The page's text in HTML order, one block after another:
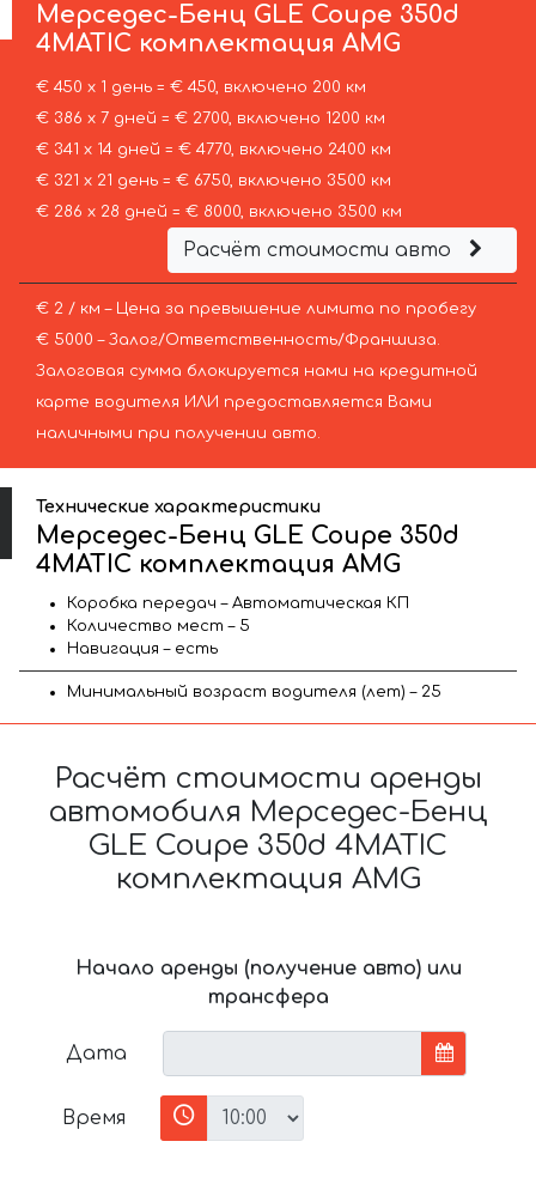
Мерседес-Бенц GLE Coupe 350d
4MATIC комплектация AMG
€ 450 х 1 день = € 450, включено 200 км
€ 386 х 7 дней = € 2700, включено 1200 км
€ 341 х 14 дней = € 4770, включено 2400 км
€ 321 х 21 день = € 6750, включено 3500 км
€ 286 х 28 дней = € 8000, включено 3500 км
Расчёт стоимости авто
€ 2 / км – Цена за превышение лимита по пробегу
€ 5000 – Залог/Ответственность/Франшиза.
Залоговая сумма блокируется нами на кредитной
карте водителя ИЛИ предоставляется Вами
наличными при получении авто.
Технические характеристики
Мерседес-Бенц GLE Coupe 350d
4MATIC комплектация AMG
Коробка передач – Автоматическая КП
Количество мест – 5
Навигация – есть
Минимальный возраст водителя (лет) – 25
Расчёт стоимости аренды
автомобиля Мерседес-Бенц
GLE Coupe 350d 4MATIC
комплектация AMG
Начало аренды (получение авто) или
трансфера
Дата
Время